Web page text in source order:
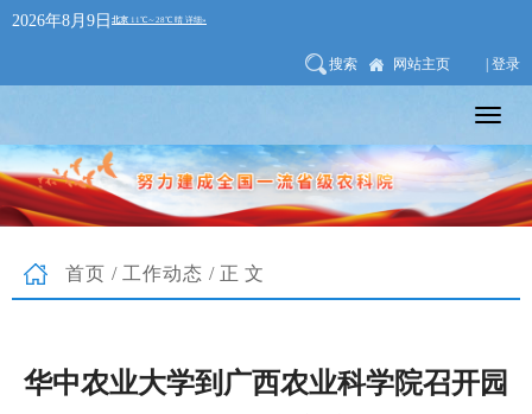
2026年8月9日
搜索 网站主页 | 登录
首页 / 工作动态 /正文
华中农业大学到广西农业科学院召开园